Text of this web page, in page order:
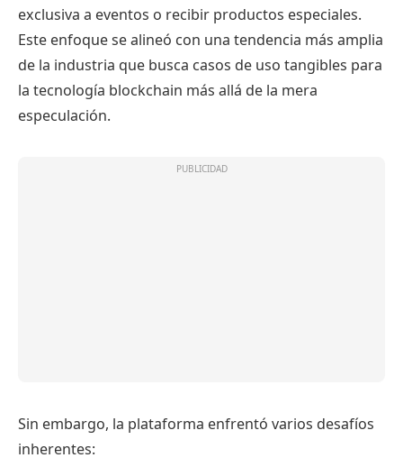
exclusiva a eventos o recibir productos especiales.
Este enfoque se alineó con una tendencia más amplia
de la industria que busca casos de uso tangibles para
la tecnología blockchain más allá de la mera
especulación.
Sin embargo, la plataforma enfrentó varios desafíos
inherentes: